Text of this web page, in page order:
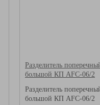
Разделитель
большой КП AFC-06/2
Разделитель
большой КП AFC-06/2